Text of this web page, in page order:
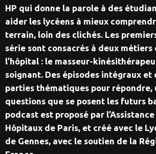
HP qui donne la parole à des
aider les lycéens à mieux
terrain, loin des clichés. Les
série sont consacrés à deux métiers
l’hôpital : le masseur-
soignant. Des épisodes intégraux et
parties thématiques pour répondre,
questions que se posent les futurs
podcast est proposé par
Hôpitaux de Paris, et créé avec le
de Gennes, avec le soutien de la